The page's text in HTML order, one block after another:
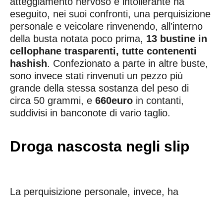
eseguito, nei suoi confronti, una perquisizione
personale e veicolare rinvenendo, all’interno
della busta notata poco prima, 13 bustine in
cellophane trasparenti, tutte contenenti
hashish. Confezionato a parte in altre buste,
sono invece stati rinvenuti un pezzo più
grande della stessa sostanza del peso di
circa 50 grammi, e 660euro in contanti,
suddivisi in banconote di vario taglio.
Droga nascosta negli slip
La perquisizione personale, invece, ha